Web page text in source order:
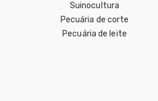
Suinocultura
Pecuária de corte
Pecuária de leite